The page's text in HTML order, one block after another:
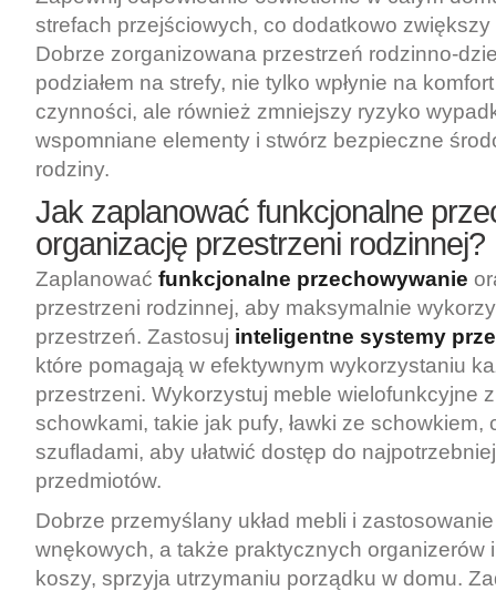
strefach przejściowych, co dodatkowo
Dobrze zorganizowana przestrzeń rodzinno-
podziałem na strefy, nie tylko wpłynie na
czynności, ale również zmniejszy ryzyko
wspomniane elementy i stwórz bezpieczne
rodziny.
Jak zaplanować funkcjonalne
organizację przestrzeni rodzinnej?
Zaplanować funkcjonalne przechowywanie
przestrzeni rodzinnej, aby maksymalnie
przestrzeń. Zastosuj inteligentne systemy
które pomagają w efektywnym wykorzystaniu
przestrzeni. Wykorzystuj meble wielofunkcyjne
schowkami, takie jak pufy, ławki ze schowkiem,
szufladami, aby ułatwić dostęp do
przedmiotów.
Dobrze przemyślany układ mebli i
wnękowych, a także praktycznych organizerów
koszy, sprzyja utrzymaniu porządku w domu.